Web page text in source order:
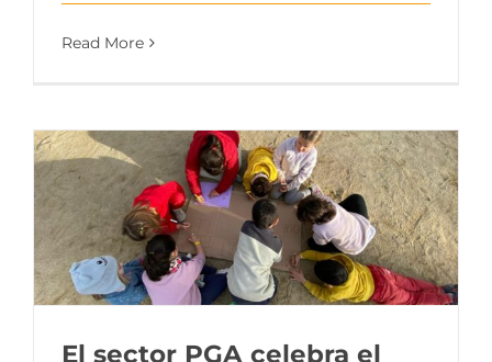
Read More
El sector PGA celebra el